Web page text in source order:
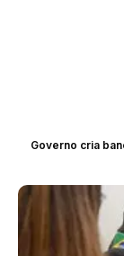
Governo cria